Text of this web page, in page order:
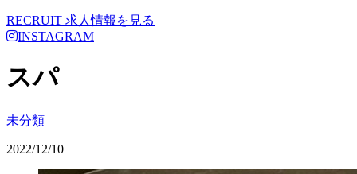
RECRUIT 求人情報を見る
INSTAGRAM
スパ
未分類
2022/12/10